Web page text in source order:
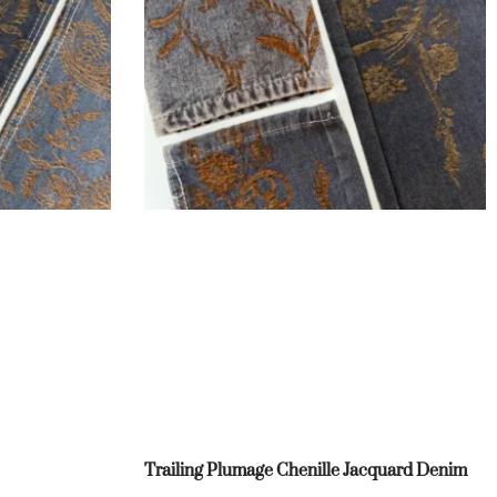
Trailing Plumage Chenille Jacquard Denim